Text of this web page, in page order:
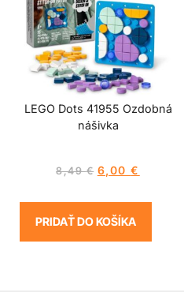
LEGO Dots 41955 Ozdobná
nášivka
8,49€ 6,00€
PRIDAŤ DO KOŠÍKA